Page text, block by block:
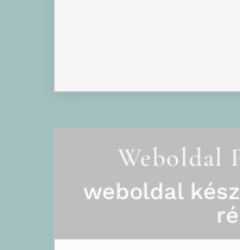
Weboldal
weboldal